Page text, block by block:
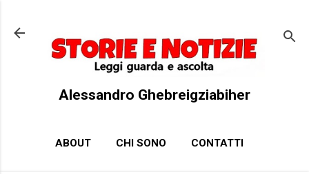
Alessandro Ghebreigziabiher
ABOUT CHI SONO CONTATTI